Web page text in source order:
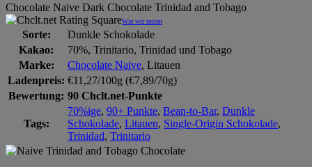
Chocolate Naive Dark Chocolate Trinidad and Tobago
Wie wir testen
Sorte:
Dunkle Schokolade
Kakao:
70%, Trinitario, Trinidad und Tobago
Marke:
Chocolate Naive, Litauen
Ladenpreis: €11,27/100g (€7,89/70g)
Bewertung: 90 Chclt.net-Punkte
Tags:
70%ige, 90+ Punkte, Bean-to-Bar, Dunkle
Schokolade, Litauen, Single-Origin Schokolade,
Trinidad, Trinitario